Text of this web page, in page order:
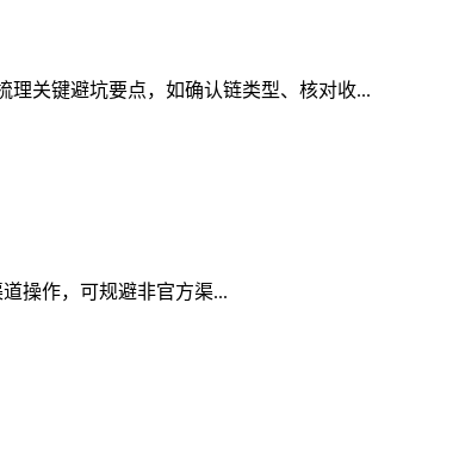
理关键避坑要点，如确认链类型、核对收...
操作，可规避非官方渠...